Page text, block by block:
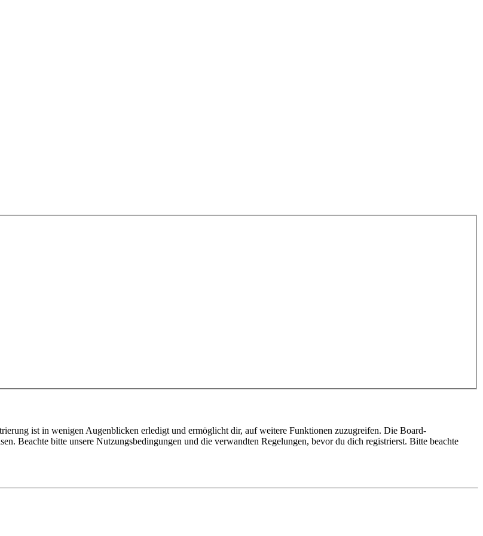
ist in wenigen Augenblicken erledigt und ermöglicht dir, auf weitere Funktionen zuzugreifen. Die Board-
Beachte bitte unsere Nutzungsbedingungen und die verwandten Regelungen, bevor du dich registrierst. Bitte beachte